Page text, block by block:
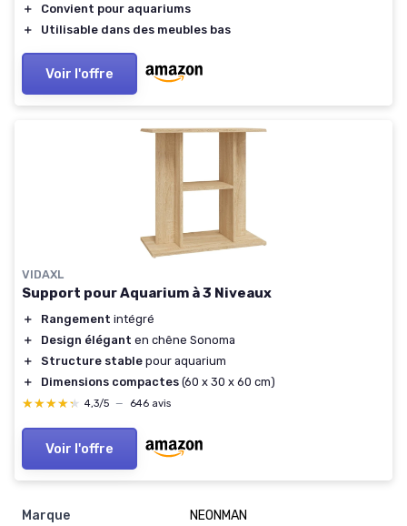
＋
Convient pour aquariums
＋
Utilisable dans des meubles bas
Voir l'offre
VIDAXL
Support pour Aquarium à 3 Niveaux
＋ Rangement intégré
＋
Design élégant en chêne Sonoma
＋
Structure stable pour aquarium
＋
Dimensions compactes (60 x 30 x 60 cm)
★★★★★
★★★★★ 4,3/5 — 646 avis
Voir l'offre
Marque
‎NEONMAN